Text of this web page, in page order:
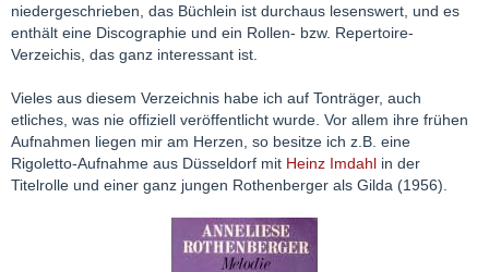
niedergeschrieben, das Büchlein ist durchaus lesenswert, und es
enthält eine Discographie und ein Rollen- bzw. Repertoire-
Verzeichis, das ganz interessant ist.
Vieles aus diesem Verzeichnis habe ich auf Tonträger, auch
etliches, was nie offiziell veröffentlicht wurde. Vor allem ihre frühen
Aufnahmen liegen mir am Herzen, so besitze ich z.B. eine
Rigoletto-Aufnahme aus Düsseldorf mit Heinz Imdahl in der
Titelrolle und einer ganz jungen Rothenberger als Gilda (1956).